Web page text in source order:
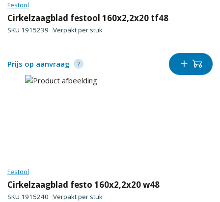
Festool
Cirkelzaagblad festool 160x2,2x20 tf48
SKU 1915239 Verpakt per stuk
Prijs op aanvraag
Festool
Cirkelzaagblad festo 160x2,2x20 w48
SKU 1915240 Verpakt per stuk